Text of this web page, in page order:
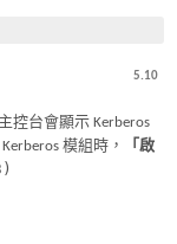
5.10
控台會顯示 Kerberos
模組時，
「啟